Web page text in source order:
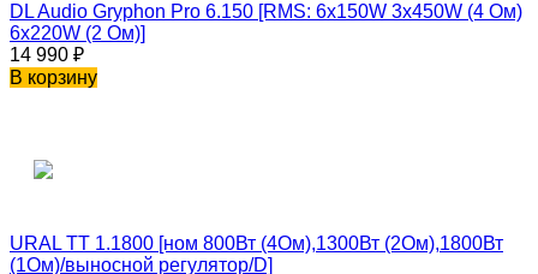
DL Audio Gryphon Pro 6.150 [RMS: 6x150W 3x450W (4 Ом)
6x220W (2 Ом)]
14 990 ₽
В корзину
URAL ТТ 1.1800 [ном 800Вт (4Ом),1300Вт (2Ом),1800Вт
(1Ом)/выносной регулятор/D]